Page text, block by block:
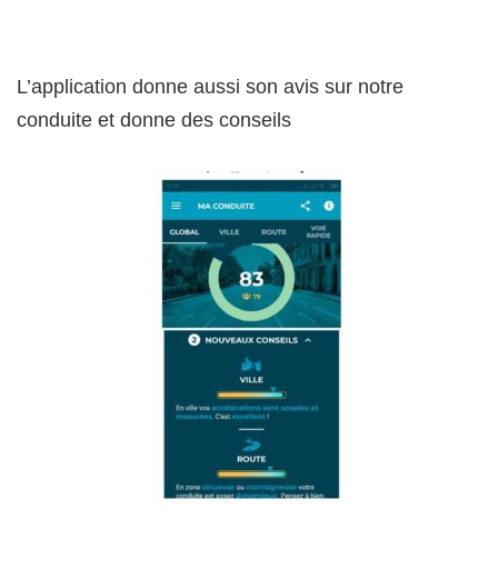
L’application donne aussi son avis sur notre
conduite et donne des conseils